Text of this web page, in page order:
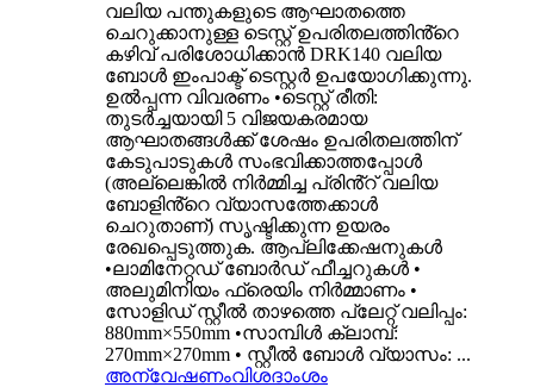
വലിയ പന്തുകളുടെ ആഘാതത്തെ
ചെറുക്കാനുള്ള ടെസ്റ്റ് ഉപരിതലത്തിൻ്റെ
കഴിവ് പരിശോധിക്കാൻ DRK140 വലിയ
ബോൾ ഇംപാക്ട് ടെസ്റ്റർ ഉപയോഗിക്കുന്നു.
ഉൽപ്പന്ന വിവരണം •ടെസ്റ്റ് രീതി:
തുടർച്ചയായി 5 വിജയകരമായ
ആഘാതങ്ങൾക്ക് ശേഷം ഉപരിതലത്തിന്
കേടുപാടുകൾ സംഭവിക്കാത്തപ്പോൾ
(അല്ലെങ്കിൽ നിർമ്മിച്ച പ്രിൻ്റ് വലിയ
ബോളിൻ്റെ വ്യാസത്തേക്കാൾ
ചെറുതാണ്) സൃഷ്ടിക്കുന്ന ഉയരം
രേഖപ്പെടുത്തുക. ആപ്ലിക്കേഷനുകൾ
•ലാമിനേറ്റഡ് ബോർഡ് ഫീച്ചറുകൾ •
അലുമിനിയം ഫ്രെയിം നിർമ്മാണം •
സോളിഡ് സ്റ്റീൽ താഴത്തെ പ്ലേറ്റ് വലിപ്പം:
880mm×550mm •സാമ്പിൾ ക്ലാമ്പ്:
270mm×270mm • സ്റ്റീൽ ബോൾ വ്യാസം: ...
അന്വേഷണംവിശദാംശം